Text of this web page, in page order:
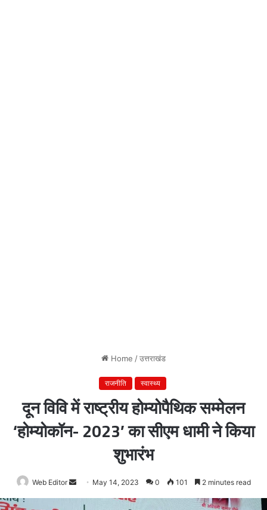
Home /उत्तराखंड
राजनीति स्वास्थ्य
दून विवि में राष्ट्रीय होम्योपैथिक सम्मेलन
‘होम्योकॉन- 2023’ का सीएम धामी ने किया
शुभारंभ
Web Editor
Send
an
May 14, 2023 0 101 2 minutes read